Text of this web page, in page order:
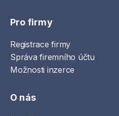
Pro firmy
Registrace firmy
Správa firemního účtu
Možnosti inzerce
O nás